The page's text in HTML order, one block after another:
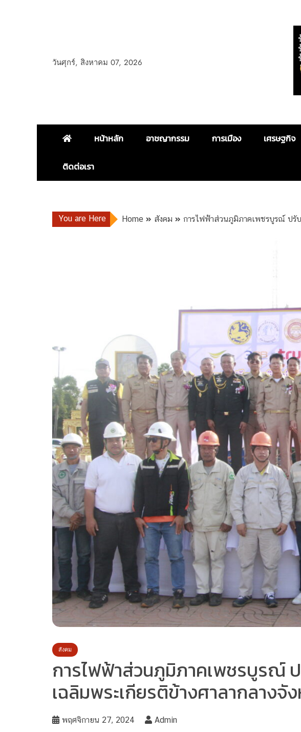
วันศุกร์, สิงหาคม 07, 2026
หน้าหลัก อาชญากรรม การเมือง เศรษฐกิจ
ติดต่อเรา
You are Here Home สังคม การไฟฟ้าส่วนภูมิภาคเพชรบูรณ์ ปรั
สังคม
การไฟฟ้าส่วนภูมิภาคเพชรบูรณ์
เฉลิมพระเกียรติข้างศาลากลาง
พฤศจิกายน 27, 2024 Admin